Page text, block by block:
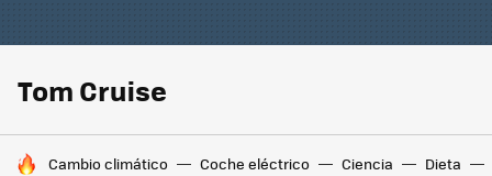
Tom Cruise
HOY SE HABLA DE
Cambio climático Coche eléctrico Ciencia Dieta